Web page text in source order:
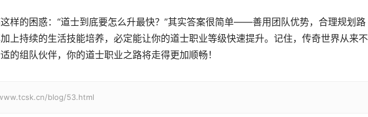
样的困惑：“道士到底要怎么升最快？”其实答案很简单——善用团队优势，合理规划路
上持续的生活技能培养，必定能让你的道士职业等级快速提升。记住，传奇世界从来
的组队伙伴，你的道士职业之路将走得更加顺畅！
blog/53.html